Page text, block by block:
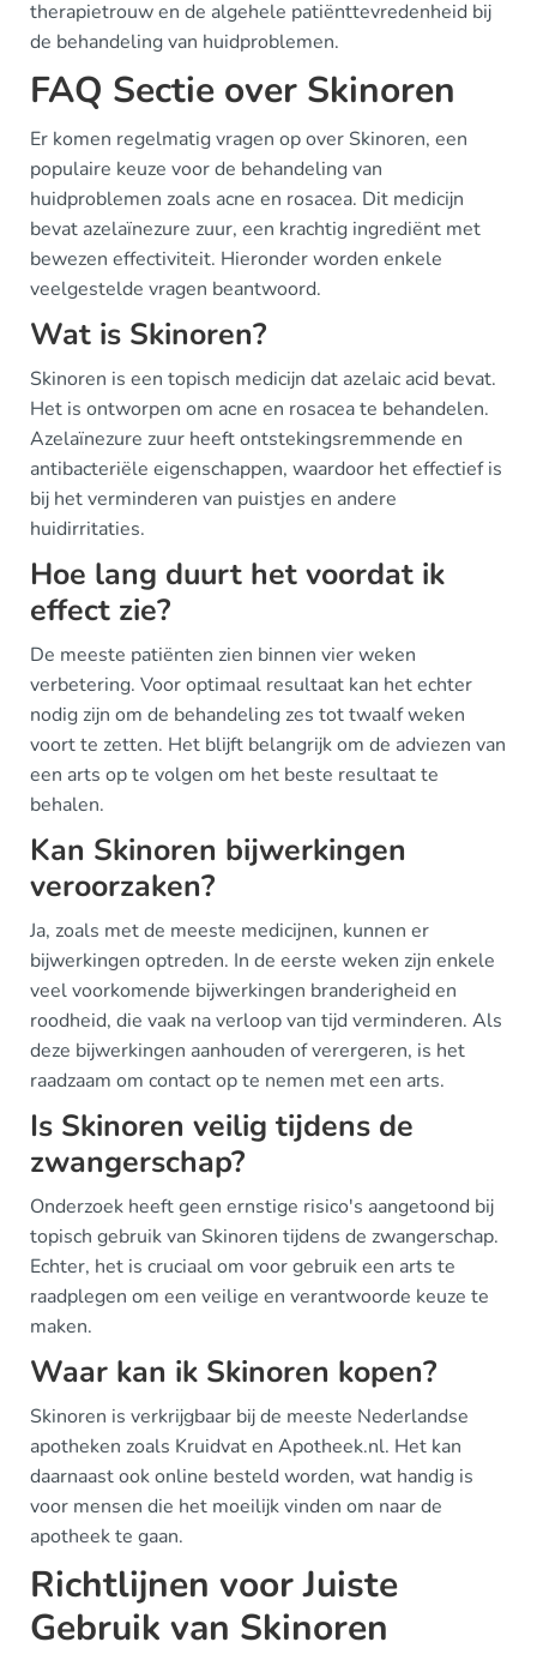
therapietrouw en de algehele patiënttevredenheid bij
de behandeling van huidproblemen.
FAQ Sectie over Skinoren
Er komen regelmatig vragen op over Skinoren, een
populaire keuze voor de behandeling van
huidproblemen zoals acne en rosacea. Dit medicijn
bevat azelaïnezure zuur, een krachtig ingrediënt met
bewezen effectiviteit. Hieronder worden enkele
veelgestelde vragen beantwoord.
Wat is Skinoren?
Skinoren is een topisch medicijn dat azelaic acid bevat.
Het is ontworpen om acne en rosacea te behandelen.
Azelaïnezure zuur heeft ontstekingsremmende en
antibacteriële eigenschappen, waardoor het effectief is
bij het verminderen van puistjes en andere
huidirritaties.
Hoe lang duurt het voordat ik
effect zie?
De meeste patiënten zien binnen vier weken
verbetering. Voor optimaal resultaat kan het echter
nodig zijn om de behandeling zes tot twaalf weken
voort te zetten. Het blijft belangrijk om de adviezen van
een arts op te volgen om het beste resultaat te
behalen.
Kan Skinoren bijwerkingen
veroorzaken?
Ja, zoals met de meeste medicijnen, kunnen er
bijwerkingen optreden. In de eerste weken zijn enkele
veel voorkomende bijwerkingen branderigheid en
roodheid, die vaak na verloop van tijd verminderen. Als
deze bijwerkingen aanhouden of verergeren, is het
raadzaam om contact op te nemen met een arts.
Is Skinoren veilig tijdens de
zwangerschap?
Onderzoek heeft geen ernstige risico's aangetoond bij
topisch gebruik van Skinoren tijdens de zwangerschap.
Echter, het is cruciaal om voor gebruik een arts te
raadplegen om een veilige en verantwoorde keuze te
maken.
Waar kan ik Skinoren kopen?
Skinoren is verkrijgbaar bij de meeste Nederlandse
apotheken zoals Kruidvat en Apotheek.nl. Het kan
daarnaast ook online besteld worden, wat handig is
voor mensen die het moeilijk vinden om naar de
apotheek te gaan.
Richtlijnen voor Juiste
Gebruik van Skinoren